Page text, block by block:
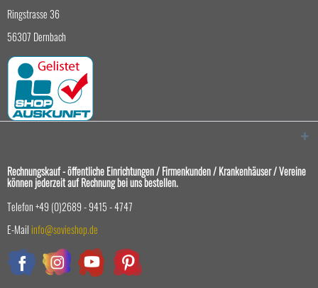
Ringstrasse 36
56307 Dernbach
Rechnungskauf - öffentliche Einrichtungen / Firmenkunden / Krankenhäuser / Vereine
können jederzeit auf Rechnung bei uns bestellen.
Telefon +49 (0)2689 - 9415 - 4747
E-Mail info@sovieshop.de